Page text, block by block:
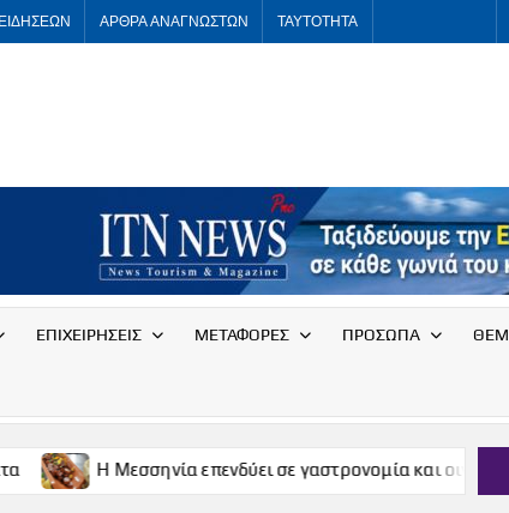
ΑΡΘΡΑ ΑΝΑΓΝΩΣΤΩΝ ΤΑΥΤΟΤΗΤΑ
ΕΠΙΧΕΙΡΗΣΕΙΣ ΜΕΤΑΦΟΡΕΣ ΠΡΟΣΩΠΑ
επενδύει σε γαστρονομία και οινοτουρισμό